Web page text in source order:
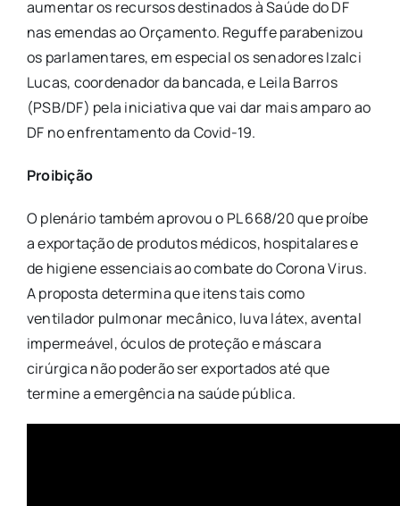
aumentar os recursos destinados à Saúde do DF
nas emendas ao Orçamento. Reguffe parabenizou
os parlamentares, em especial os senadores Izalci
Lucas, coordenador da bancada, e Leila Barros
(PSB/DF) pela iniciativa que vai dar mais amparo ao
DF no enfrentamento da Covid-19.
Proibição
O plenário também aprovou o PL 668/20 que proíbe
a exportação de produtos médicos, hospitalares e
de higiene essenciais ao combate do Corona Virus.
A proposta determina que itens tais como
ventilador pulmonar mecânico, luva látex, avental
impermeável, óculos de proteção e máscara
cirúrgica não poderão ser exportados até que
termine a emergência na saúde pública.